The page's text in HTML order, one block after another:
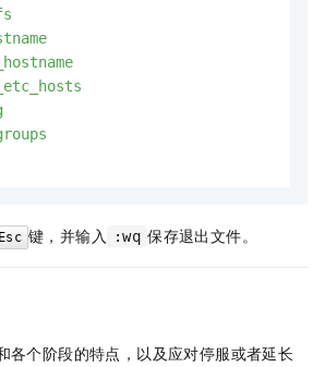
Esc 键，并输入 :wq 保存退出文件。
各个阶段的特点，以及应对停服或者延长